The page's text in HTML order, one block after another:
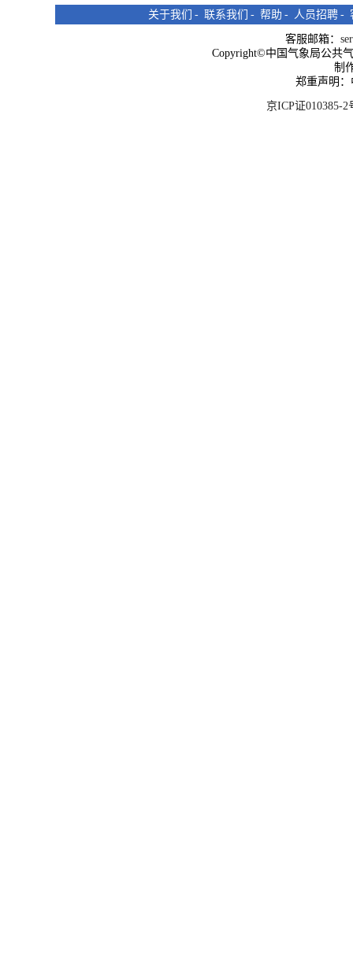
关于我们 - 联系我们 - 帮助 - 人员招聘 -
客服邮箱：
Copyright©中国气象局公共
制
郑重声明
京ICP证010385-2